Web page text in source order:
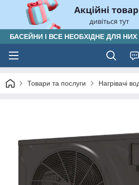
БАСЕЙНИ І ВСЕ НЕОБХІДНЕ ДЛЯ НИХ
Товари та послуги Нагрівачі